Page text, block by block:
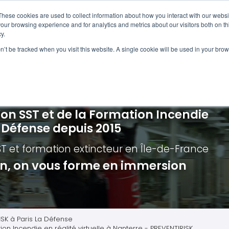
cookies are used to collect information about how you interact with our
browsing experience and for analytics and metrics about our visitors both on
be tracked when you visit this website. A single cookie will be used in your
incendie - Guide et Serre file
de première intervention
Extincteurs
en réalité augmentée
Évacuation établissements de
Évacuation secteur tertiaire
Évacuation secteur industriel
SST et de la Formation Incendie
depuis 2015
et formation extincteuren Île-de-France
on vous forme en immersion
à Paris La Défense